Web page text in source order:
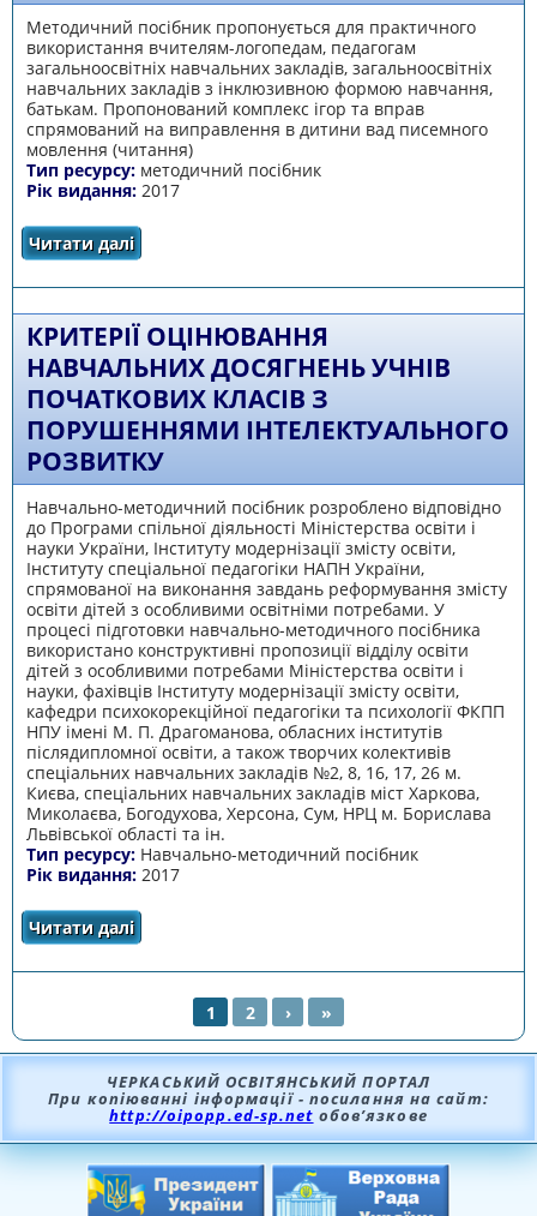
Методичний посібник пропонується для практичного
використання вчителям-логопедам, педагогам
загальноосвітніх навчальних закладів, загальноосвітніх
навчальних закладів з інклюзивною формою навчання,
батькам. Пропонований комплекс ігор та вправ
спрямований на виправлення в дитини вад писемного
мовлення (читання)
Тип ресурсу: методичний посібник
Рік видання: 2017
Читати далі
ЗАГАЛЬНООСВІТНІХ НАВЧАЛЬНИХ ЗАКЛАДІВ
КРИТЕРІЇ ОЦІНЮВАННЯ
НАВЧАЛЬНИХ ДОСЯГНЕНЬ УЧНІВ
ПОЧАТКОВИХ КЛАСІВ З
ПОРУШЕННЯМИ ІНТЕЛЕКТУАЛЬНОГО
РОЗВИТКУ
Навчально-методичний посібник розроблено відповідно
до Програми спільної діяльності Міністерства освіти і
науки України, Інституту модернізації змісту освіти,
Інституту спеціальної педагогіки НАПН України,
спрямованої на виконання завдань реформування змісту
освіти дітей з особливими освітніми потребами. У
процесі підготовки навчально-методичного посібника
використано конструктивні пропозиції відділу освіти
дітей з особливими потребами Міністерства освіти і
науки, фахівців Інституту модернізації змісту освіти,
кафедри психокорекційної педагогіки та психології ФКПП
НПУ імені М. П. Драгоманова, обласних інститутів
післядипломної освіти, а також творчих колективів
спеціальних навчальних закладів №2, 8, 16, 17, 26 м.
Києва, спеціальних навчальних закладів міст Харкова,
Миколаєва, Богодухова, Херсона, Сум, НРЦ м. Борислава
Львівської області та ін.
Тип ресурсу: Навчально-методичний посібник
Рік видання: 2017
Читати далі
порушеннями інтелектуального розвитку
СТОРІНКИ
1 2 › »
ЧЕРКАСЬКИЙ ОСВІТЯНСЬКИЙ ПОРТАЛ
При копіюванні інформації - посилання на сайт:
http://oipopp.ed-sp.net обов’язкове